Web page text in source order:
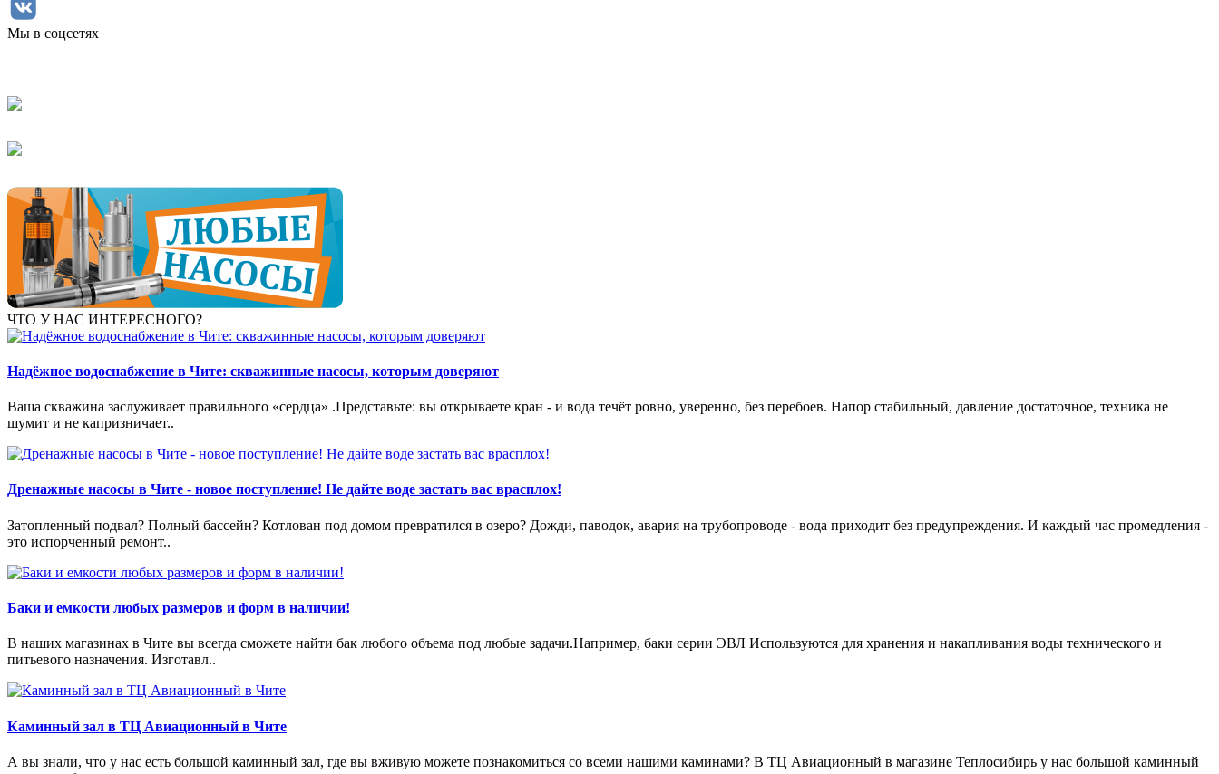
Мы в соцсетях
ЧТО У НАС ИНТЕРЕСНОГО?
Надёжное водоснабжение в Чите: скважинные насосы, которым доверяют
Ваша скважина заслуживает правильного «сердца» .Представьте: вы открываете кран - и вода течёт ровно, уверенно, без перебоев. Напор стабильный, давление достаточное, техника не
шумит и не капризничает..
Дренажные насосы в Чите - новое поступление! Не дайте воде застать вас врасплох!
Затопленный подвал? Полный бассейн? Котлован под домом превратился в озеро? Дожди, паводок, авария на трубопроводе - вода приходит без предупреждения. И каждый час промедления -
это испорченный ремонт..
Баки и емкости любых размеров и форм в наличии!
В наших магазинах в Чите вы всегда сможете найти бак любого объема под любые задачи.Например, баки серии ЭВЛ Используются для хранения и накапливания воды технического и
питьевого назначения. Изготавл..
Каминный зал в ТЦ Авиационный в Чите
А вы знали, что у нас есть большой каминный зал, где вы вживую можете познакомиться со всеми нашими каминами? В ТЦ Авиационный в магазине Теплосибирь у нас большой каминный